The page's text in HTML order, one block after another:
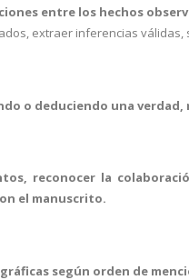
entre los hechos
extraer inferencias
o deduciendo una
reconocer la
el manuscrito.
según orden de